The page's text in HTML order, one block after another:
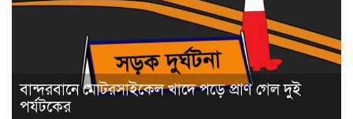
বান্দরবানে মোটরসাইকেল খাদে পড়ে প্রাণ গেল দুই
পর্যটকের